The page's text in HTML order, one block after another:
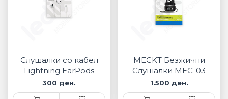
Слушалки со кабел
Lightning EarPods
300 ден.
MECKT Безжични
Слушалки MEC-03
1.500 ден.
ТАБЛЕТИ
• Xiaomi
ПАМЕТНИ ЧАСОВНИЦИ